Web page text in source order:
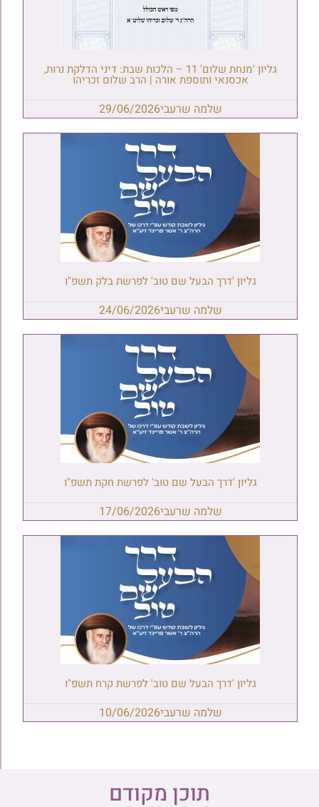
גליון 'מנחת שלום' 11 – הלכות שבת: דיני הדלקת נרות,
אכסנאי ותוספת אורה | הרב שלום זכריהו
שלמה שרעבי29/06/2026
גליון 'דרך הבעל שם טוב' לפרשת בלק תשפ"ו
שלמה שרעבי24/06/2026
גליון 'דרך הבעל שם טוב' לפרשת חקת תשפ"ו
שלמה שרעבי17/06/2026
גליון 'דרך הבעל שם טוב' לפרשת קרח תשפ"ו
שלמה שרעבי10/06/2026
תוכן מקודם